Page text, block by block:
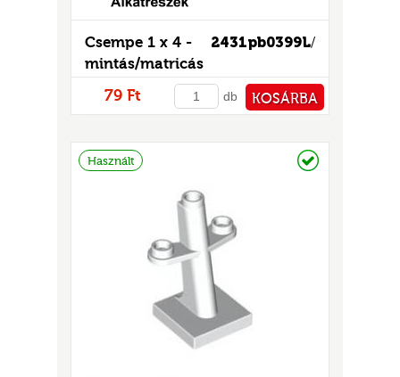
2431pb0399L/
Csempe 1 x 4 -
mintás/matricás
79 Ft db KOSÁRBA
Használt